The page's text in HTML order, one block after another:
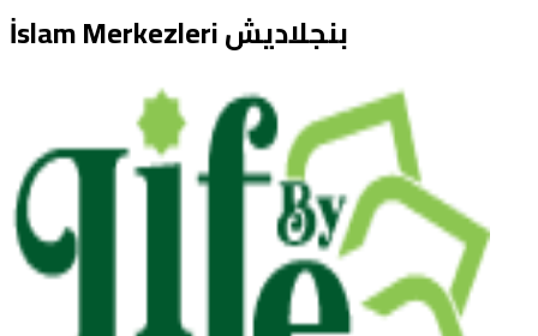
İslam Merkezleriبنجلاديش